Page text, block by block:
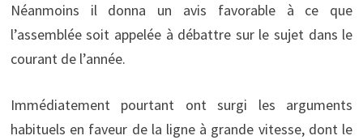
Néanmoins il donna un avis favorable à ce que
l’assemblée soit appelée à débattre sur le sujet dans le
courant de l’année.
Immédiatement pourtant ont surgi les arguments
habituels en faveur de la ligne à grande vitesse, dont le